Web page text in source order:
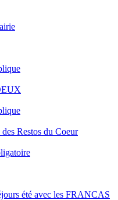
Restos du Coeur
été avec les FRANCAS